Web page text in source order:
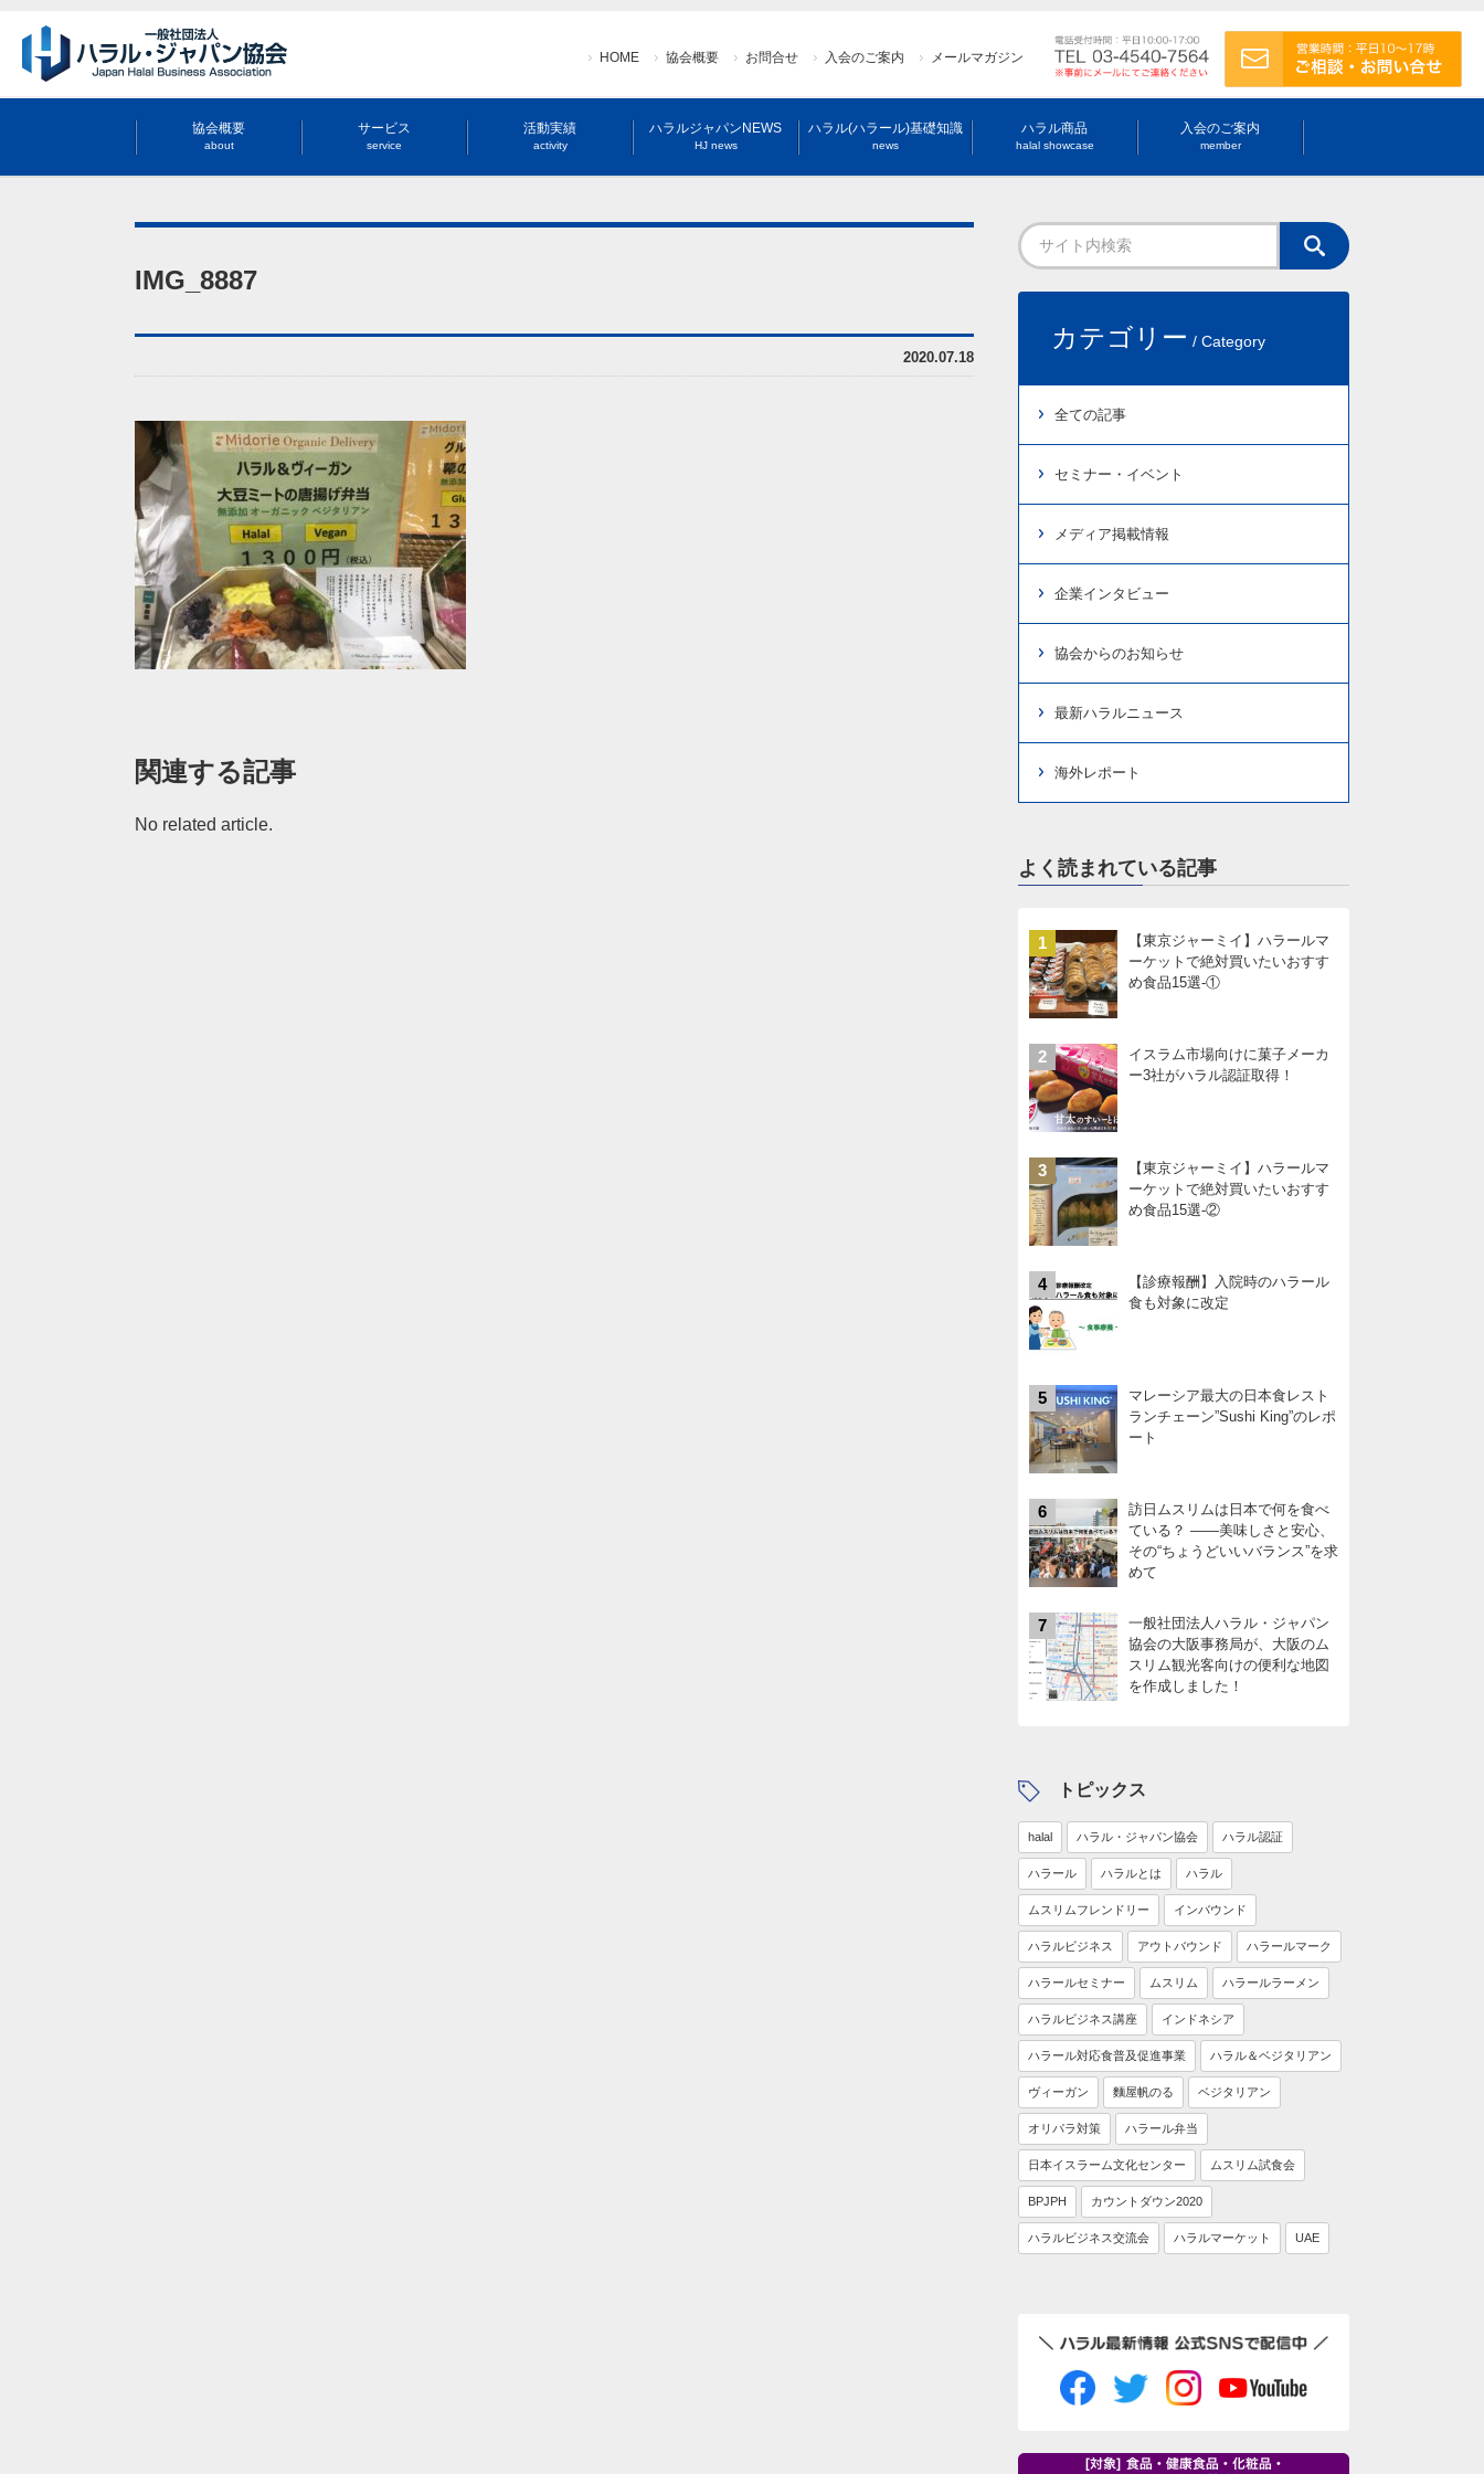
HOME 協会概要 お問合せ 入会のご案内 メールマガジン
協会概要
about
サービス
service
活動実績
activity
ハラルジャパンNEWS
HJ news
ハラル(ハラール)基礎知識
news
ハラル商品
halal showcase
入会のご案内
member
IMG_8887
2020.07.18
関連する記事
No related article.
カテゴリー / Category
全ての記事
セミナー・イベント
メディア掲載情報
企業インタビュー
協会からのお知らせ
最新ハラルニュース
海外レポート
よく読まれている記事
1
【東京ジャーミイ】ハラールマ
ーケットで絶対買いたいおすす
め食品15選-①
2
イスラム市場向けに菓子メーカ
ー3社がハラル認証取得！
3
【東京ジャーミイ】ハラールマ
ーケットで絶対買いたいおすす
め食品15選-②
4
【診療報酬】入院時のハラール
食も対象に改定
5
マレーシア最大の日本食レスト
ランチェーン”Sushi King”のレポ
ート
6
訪日ムスリムは日本で何を食べ
ている？ ――美味しさと安心、
その“ちょうどいいバランス”を求
めて
7
一般社団法人ハラル・ジャパン
協会の大阪事務局が、大阪のム
スリム観光客向けの便利な地図
を作成しました！
トピックス
halal ハラル・ジャパン協会 ハラル認証
ハラール ハラルとは ハラル
ムスリムフレンドリー インバウンド
ハラルビジネス アウトバウンド ハラールマーク
ハラールセミナー ムスリム ハラールラーメン
ハラルビジネス講座 インドネシア
ハラール対応食普及促進事業 ハラル＆ベジタリアン
ヴィーガン 麵屋帆のる ベジタリアン
オリパラ対策 ハラール弁当
日本イスラーム文化センター ムスリム試食会
BPJPH カウントダウン2020
ハラルビジネス交流会 ハラルマーケット UAE